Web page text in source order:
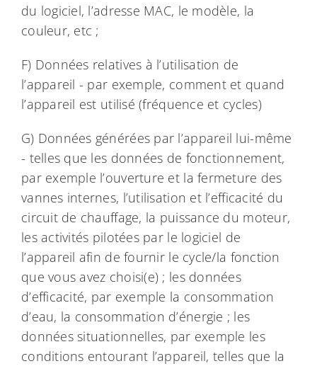
du logiciel, l’adresse MAC, le modèle, la
couleur, etc ;
F) Données relatives à l’utilisation de
l’appareil - par exemple, comment et quand
l’appareil est utilisé (fréquence et cycles)
G) Données générées par l’appareil lui-même
- telles que les données de fonctionnement,
par exemple l’ouverture et la fermeture des
vannes internes, l’utilisation et l’efficacité du
circuit de chauffage, la puissance du moteur,
les activités pilotées par le logiciel de
l’appareil afin de fournir le cycle/la fonction
que vous avez choisi(e) ; les données
d’efficacité, par exemple la consommation
d’eau, la consommation d’énergie ; les
données situationnelles, par exemple les
conditions entourant l’appareil, telles que la